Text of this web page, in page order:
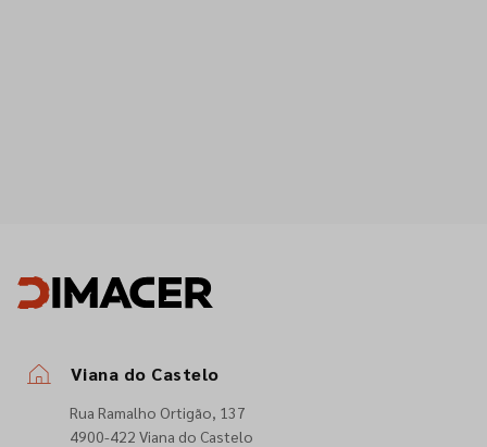
Viana do Castelo
Rua Ramalho Ortigão, 137
4900-422 Viana do Castelo